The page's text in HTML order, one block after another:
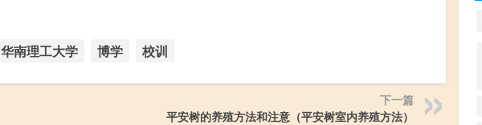
华南理工大学 博学 校训
下一篇
平安树的养殖方法和注意（平安树室内养殖方法）